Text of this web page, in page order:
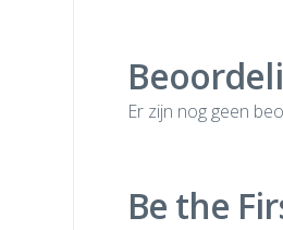
Er zijn nog geen
Be the